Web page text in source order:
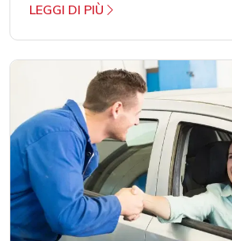
LEGGI DI PIÙ